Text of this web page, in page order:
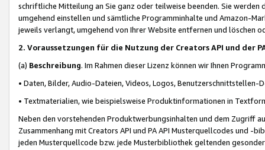
schriftliche Mitteilung an Sie ganz oder teilweise beenden. Sie werden
umgehend einstellen und sämtliche Programminhalte und Amazon-
jeweils verlangt, umgehend von Ihrer Website entfernen und löschen
2. Voraussetzungen für die Nutzung der Creators API und der
(a) Beschreibung. Im Rahmen dieser Lizenz können wir Ihnen
• Daten, Bilder, Audio-Dateien, Videos, Logos, Benutzerschnittstellen-
• Textmaterialien, wie beispielsweise Produktinformationen in
Neben den vorstehenden Produktwerbungsinhalten und dem Zugriff
Zusammenhang mit Creators API und PA API Musterquellcodes und
jeden Musterquellcode bzw. jede Musterbibliothek geltenden